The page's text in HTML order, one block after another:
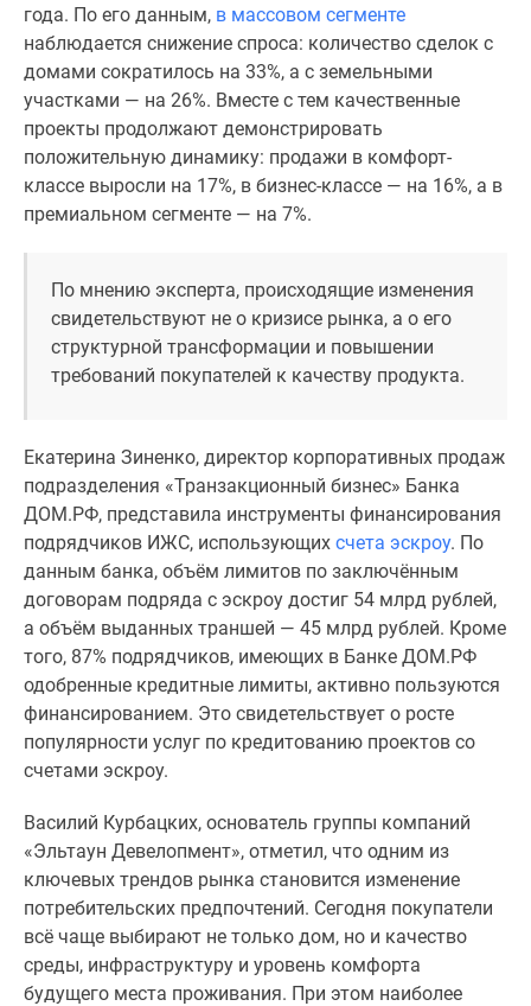
Мнение
эксперта
Аналитика
рынка
Покупателю
Экспертиза
новостроек
Эксперты
авторы
Контакты
Реклама
сайте
Дзен
Машино-
места
Апартаменты
#траншевая
ипотека
#рассрочка
ИТ-
ипотека
Квартиры
скидками
41%
Видео
360°
новостроек
Субсидированная
года. По его данным, в массовом сегменте
наблюдается снижение спроса: количество сделок с
домами сократилось на 33%, а с земельными
участками — на 26%. Вместе с тем качественные
проекты продолжают демонстрировать
положительную динамику: продажи в комфорт-
классе выросли на 17%, в бизнес-классе — на 16%, а в
премиальном сегменте — на 7%.
По мнению эксперта, происходящие изменения
свидетельствуют не о кризисе рынка, а о его
структурной трансформации и повышении
требований покупателей к качеству продукта.
Екатерина Зиненко, директор корпоративных продаж
подразделения «Транзакционный бизнес» Банка
ДОМ.РФ, представила инструменты финансирования
подрядчиков ИЖС, использующих счета эскроу. По
данным банка, объём лимитов по заключённым
договорам подряда с эскроу достиг 54 млрд рублей,
а объём выданных траншей — 45 млрд рублей. Кроме
того, 87% подрядчиков, имеющих в Банке ДОМ.РФ
одобренные кредитные лимиты, активно пользуются
финансированием. Это свидетельствует о росте
популярности услуг по кредитованию проектов со
счетами эскроу.
Василий Курбацких, основатель группы компаний
«Эльтаун Девелопмент», отметил, что одним из
ключевых трендов рынка становится изменение
потребительских предпочтений. Сегодня покупатели
всё чаще выбирают не только дом, но и качество
среды, инфраструктуру и уровень комфорта
будущего места проживания. При этом наиболее